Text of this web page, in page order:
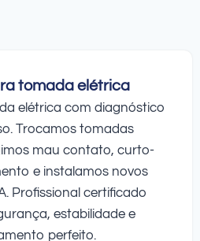
tomada elétrica
elétrica com diagnóstico
Trocamos tomadas
mau contato, curto-
e instalamos novos
Profissional certificado
estabilidade e
perfeito.